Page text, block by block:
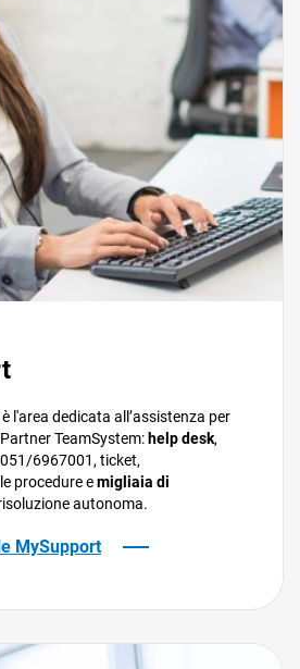
l'area dedicata all’assistenza per
TeamSystem: help desk,
6967001, ticket,
procedure emigliaia di
autonoma.
MySupport